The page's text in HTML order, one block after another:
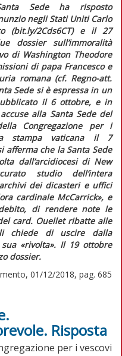
Sede ha risposto
negli Stati Uniti Carlo
(bit.ly/2Cds6CT) e il 27
dossier sull’immoralità
di Washington Theodore
di papa Francesco e
romana (cf. Regno-att.
Sede si è espressa in un
il 6 ottobre, e in
alla Santa Sede del
Congregazione per i
stampa vaticana il 7
afferma che la Santa Sede
dall’arcidiocesi di New
studio dell’intera
dei dicasteri e uffici
cardinale McCarrick», e
di rendere note le
card. Ouellet ribatte alle
chiede di uscire dalla
«rivolta». Il 19 ottobre
dossier.
01/12/2018, pag. 685
Risposta
per i vescovi